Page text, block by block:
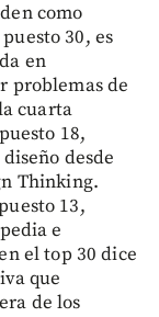
como
30, es
en
problemas de
cuarta
18,
desde
Thinking.
13,
e
el top 30 dice
que
de los